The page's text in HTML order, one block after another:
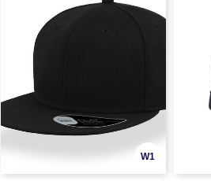
W1